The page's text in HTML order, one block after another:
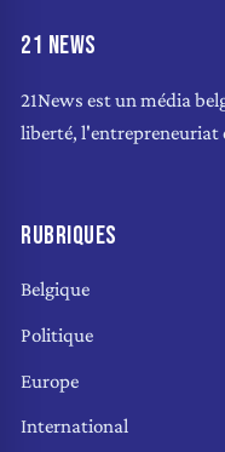
21 NEWS
21News est un média
liberté, l'entrepreneuriat
RUBRIQUES
Belgique
Politique
Europe
International